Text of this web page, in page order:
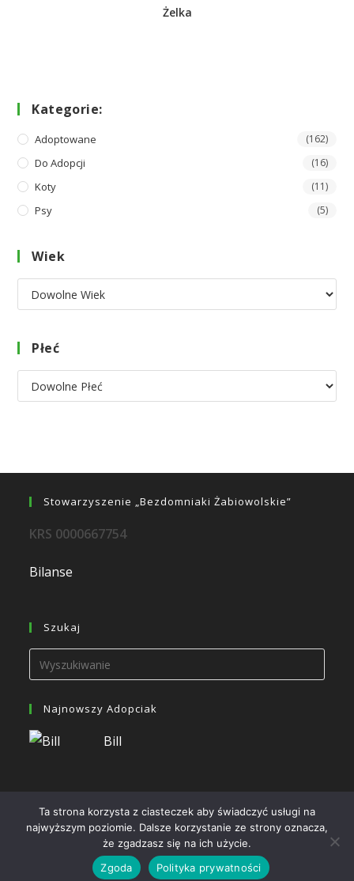
Żelka
Kategorie:
Adoptowane (162)
Do Adopcji (16)
Koty (11)
Psy (5)
Wiek
Płeć
Stowarzyszenie „Bezdomniaki Żabiowolskie”
KRS 0000667754
Bilanse
Szukaj
Najnowszy Adopciak
Bill
Wszelkie prawa zastrzeżone 2024 - Hosting oraz wykonanie
HashMagnet
Ta strona korzysta z ciasteczek aby świadczyć usługi na
najwyższym poziomie. Dalsze korzystanie ze strony oznacza,
że zgadzasz się na ich użycie.
Zgoda
Polityka prywatności